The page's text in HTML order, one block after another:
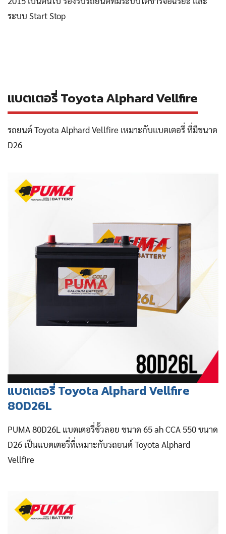
ระบบ Start Stop
แบตเตอรี่ Toyota Alphard Vellfire
รถยนต์ Toyota Alphard Vellfire เหมาะกับแบตเตอรี่ ที่มีขนาด
D26
แบตเตอรี่ Toyota Alphard Vellfire
80D26L
PUMA 80D26L แบตเตอรี่ขั้วลอย ขนาด 65 ah CCA 550 ขนาด
D26 เป็นแบตเตอรี่ที่เหมาะกับรถยนต์ Toyota Alphard
Vellfire